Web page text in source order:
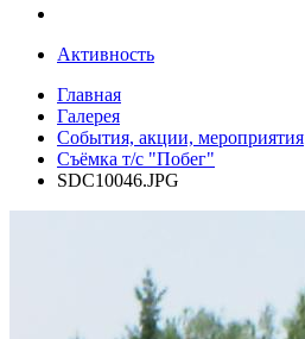
Активность
Главная
Галерея
События, акции, мероприятия
Съёмка т/с "Побег"
SDC10046.JPG